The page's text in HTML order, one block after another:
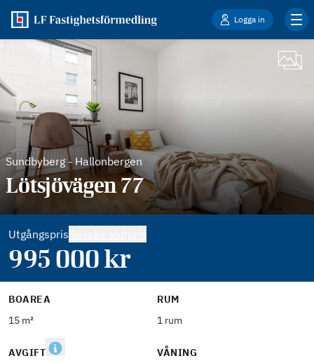
Logga in
Sundbyberg-Hallonbergen
Lötsjövägen 77
Utgångspris
995 000kr
BOAREA
15 m²
RUM
1 rum
AVGIFT
VÅNING